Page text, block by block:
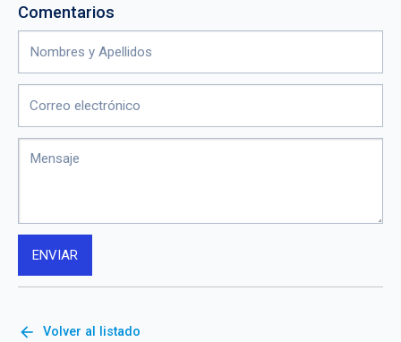
Comentarios
arrow_back Volver al listado